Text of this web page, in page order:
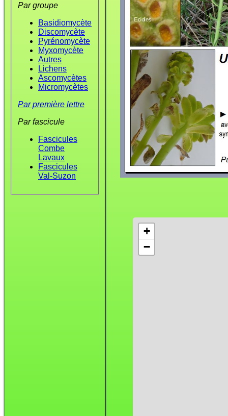
Par groupe
Basidiomycète
Discomycète
Pyrénomycète
Myxomycète
Autres
Lichens
Ascomycètes
Micromycètes
Par première lettre
Par fascicule
Fascicules
Combe
Lavaux
Fascicules
Val-Suzon
+
−